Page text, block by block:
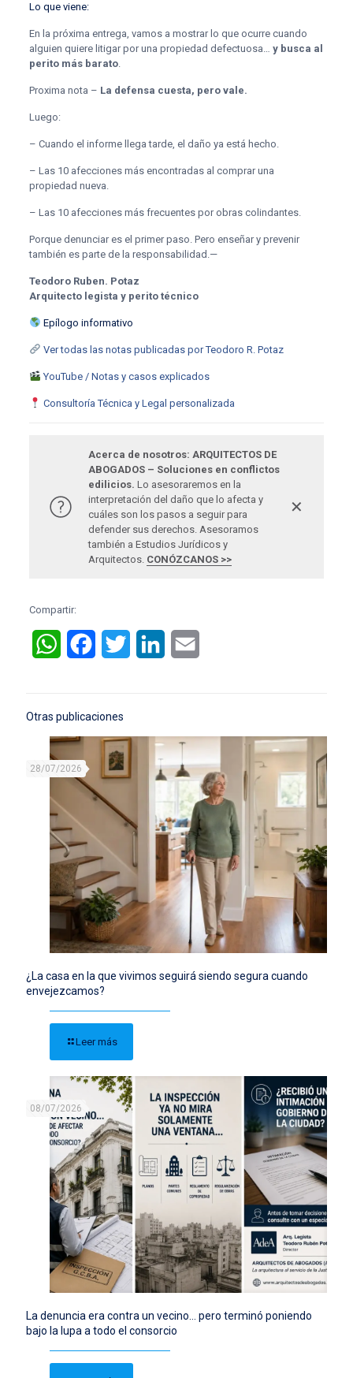
Lo que viene:
En la próxima entrega, vamos a mostrar lo que ocurre cuando
alguien quiere litigar por una propiedad defectuosa… y busca al
perito más barato.
Proxima nota – La defensa cuesta, pero vale.
Luego:
– Cuando el informe llega tarde, el daño ya está hecho.
– Las 10 afecciones más encontradas al comprar una
propiedad nueva.
– Las 10 afecciones más frecuentes por obras colindantes.
Porque denunciar es el primer paso. Pero enseñar y prevenir
también es parte de la responsabilidad.—
Teodoro Ruben. Potaz
Arquitecto legista y perito técnico
Epílogo informativo
Ver todas las notas publicadas por Teodoro R. Potaz
YouTube / Notas y casos explicados
Consultoría Técnica y Legal personalizada
Acerca de nosotros: ARQUITECTOS DE
ABOGADOS – Soluciones en conflictos
edilicios. Lo asesoraremos en la
interpretación del daño que lo afecta y
cuáles son los pasos a seguir para
defender sus derechos. Asesoramos
también a Estudios Jurídicos y
Arquitectos. CONÓZCANOS >>
✕
Compartir:
WhatsAppFacebookTwitter LinkedIn
Otras publicaciones
28/07/2026
¿La casa en la que vivimos seguirá siendo segura cuando
envejezcamos?
Leer más
08/07/2026
La denuncia era contra un vecino… pero terminó poniendo
bajo la lupa a todo el consorcio